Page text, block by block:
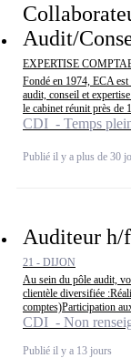
Audit/
EXPERTISE
Fondé en 1974, ECA
audit, conseil et
le cabinet réunit près de
CDI - Temps
Publié il y a plus de 30
Auditeur h/f
21 - DIJON
Au sein du pôle audit,
clientèle diversifiée
comptes)Participation
CDI - Non
Publié il y a 13 jours